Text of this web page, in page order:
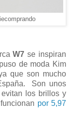
W7se inspiran
de moda Kim
que son mucho
Son unos
los brillos y
por 5,97